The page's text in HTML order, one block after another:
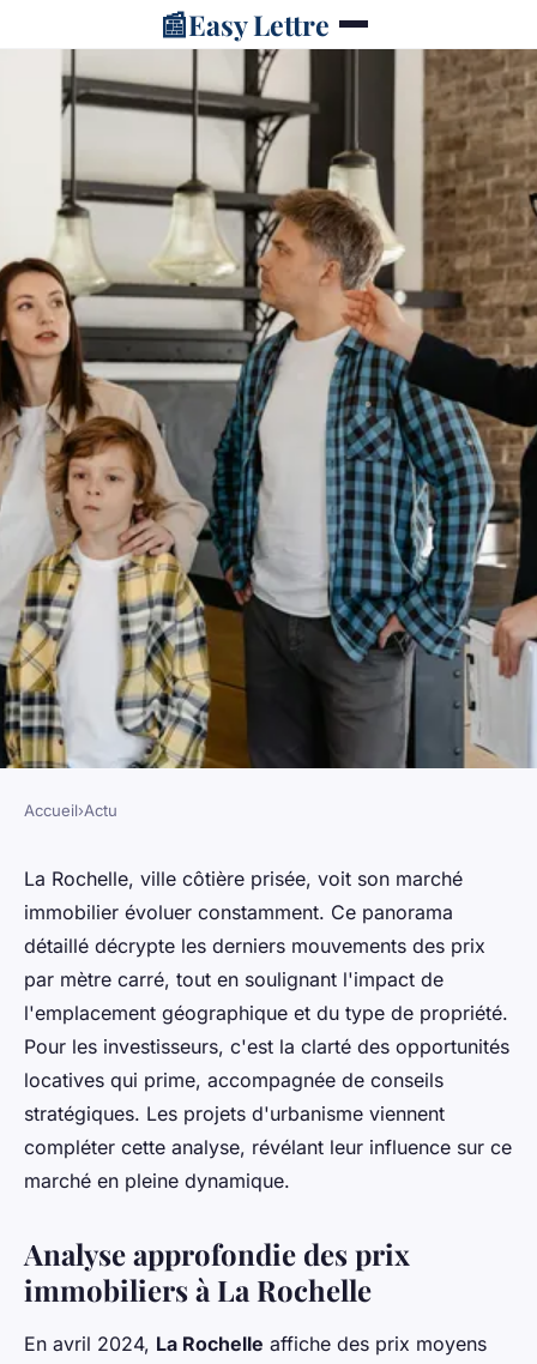
📰Easy Lettre
Analyse du marché immobilier
à la Rochelle : les principaux
points à retenir
admin•10 mai 2024•3 min de lecture
Accueil›Actu
La Rochelle, ville côtière prisée, voit son marché
immobilier évoluer constamment. Ce panorama
détaillé décrypte les derniers mouvements des prix
par mètre carré, tout en soulignant l'impact de
l'emplacement géographique et du type de propriété.
Pour les investisseurs, c'est la clarté des opportunités
locatives qui prime, accompagnée de conseils
stratégiques. Les projets d'urbanisme viennent
compléter cette analyse, révélant leur influence sur ce
marché en pleine dynamique.
Analyse approfondie des prix
immobiliers à La Rochelle
En avril 2024, La Rochelle affiche des prix moyens